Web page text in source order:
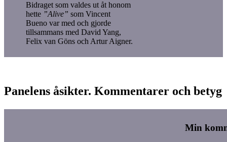
Bidraget som valdes ut åt honom
hette ”Alive” som Vincent
Bueno var med och gjorde
tillsammans med David Yang,
Felix van Göns och Artur Aigner.
Panelens åsikter. Kommentarer och betyg
Min